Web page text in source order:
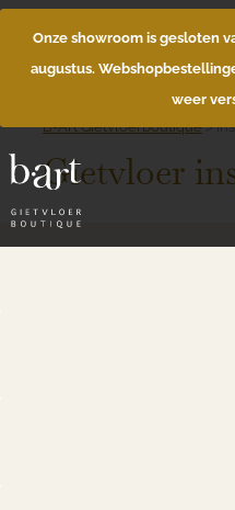
Onze showroom is gesloten
augustus.
weer
B-Art Gietvloerboutique>
Gietvloer